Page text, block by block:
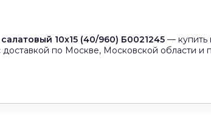
10x15 (40/960) Б0021245 — купить
по Москве, Московской области и